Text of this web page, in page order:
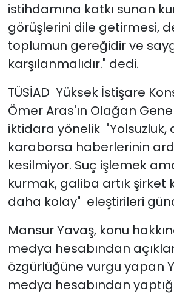
istihdamına katkı sunan
görüşlerini dile getirmesi,
toplumun gereğidir ve
karşılanmalıdır." dedi.
TÜSİAD Yüksek İstişare
Ömer Aras'ın Olağan
iktidara yönelik "Yolsuzluk,
karaborsa haberlerinin
kesilmiyor. Suç işlemek
kurmak, galiba artık şirket
daha kolay" eleştirileri
Mansur Yavaş, konu
medya hesabından
özgürlüğüne vurgu yapan
medya hesabından